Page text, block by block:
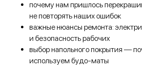
почему нам пришлось
не повторять наших ошибок
важные нюансы ремонта:
и безопасность рабочих
выбор напольного покрытия —
используем будо-маты